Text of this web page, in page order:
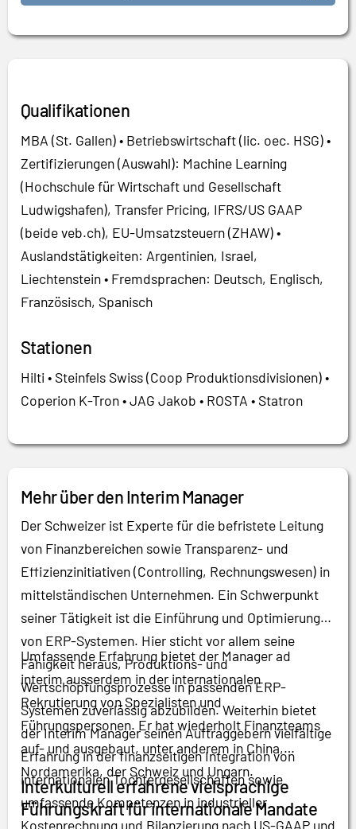
Qualifikationen
MBA (St. Gallen) • Betriebswirtschaft (lic. oec. HSG) •
Zertifizierungen (Auswahl): Machine Learning
(Hochschule für Wirtschaft und Gesellschaft
Ludwigshafen), Transfer Pricing, IFRS/US GAAP
(beide veb.ch), EU-Umsatzsteuern (ZHAW) •
Auslandstätigkeiten: Argentinien, Israel,
Liechtenstein • Fremdsprachen: Deutsch, Englisch,
Französisch, Spanisch
Stationen
Hilti • Steinfels Swiss (Coop Produktionsdivisionen) •
Coperion K-Tron • JAG Jakob • ROSTA • Statron
Mehr über den Interim Manager
Der Schweizer ist Experte für die befristete Leitung
von Finanzbereichen sowie Transparenz- und
Effizienzinitiativen (Controlling, Rechnungswesen) in
mittelständischen Unternehmen. Ein Schwerpunkt
seiner Tätigkeit ist die Einführung und Optimierung
von ERP-Systemen. Hier sticht vor allem seine
Fähigkeit heraus, Produktions- und
Wertschöpfungsprozesse in passenden ERP-
Systemen zuverlässig abzubilden. Weiterhin bietet
der Interim Manager seinen Auftraggebern vielfältige
Erfahrung in der finanzseitigen Integration von
internationalen Tochtergesellschaften sowie
umfassende Kompetenzen in industrieller
Kostenrechnung und Bilanzierung nach US-GAAP und
Umfassende Erfahrung bietet der Manager ad
interim ausserdem in der internationalen
Rekrutierung von Spezialisten und
Führungspersonen. Er hat wiederholt Finanzteams
auf- und ausgebaut, unter anderem in China,
Nordamerika, der Schweiz und Ungarn.
Interkulturell erfahrene vielsprachige
Führungskraft für internationale Mandate